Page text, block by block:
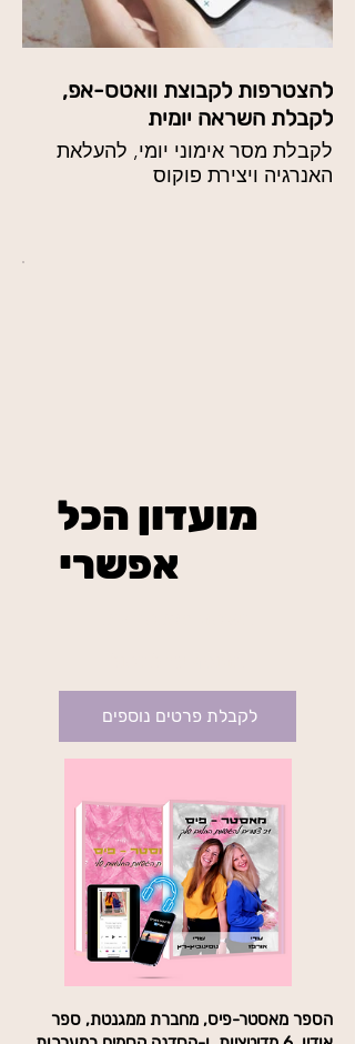
להצטרפות לקבוצת וואטס-אפ,
לקבלת השראה יומית
לקבלת מסר אימוני יומי, להעלאת
האנרגיה ויצירת פוקוס
מועדון הכל
אפשרי
לקבלת פרטים נוספים
הספר מאסטר-פיס, מחברת ממגנטת, ספר